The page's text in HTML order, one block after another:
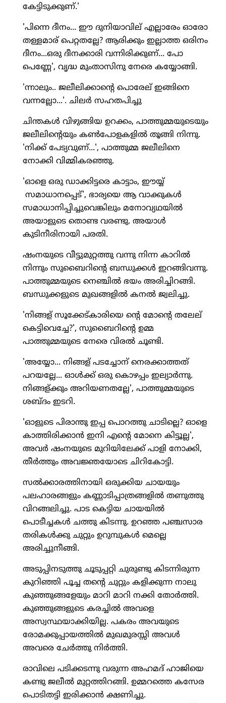
കേട്ടിടുക്കുണ്.'
'പിന്നെ ദീനം... ഈ ദുനിയാവില് എല്ലാരേം ഓരോ
തള്ളമാര് പെറ്റതല്ലേ? ആരിക്കും ഇല്ലാത്ത ഒരിനം
ദീനം...ഒരു ദീനക്കാരി വന്നിരിക്കുണ്... പോ
പെണ്ണേ', വൃദ്ധ മുംതാസിനു നേരെ കയ്യോങ്ങി.
'ന്നാലും.. ജലീലിക്കാന്റെ പൊരേല് ഇങ്ങിനെ
വന്നല്ലോ...'. ചിലര്‍ സഹതപിച്ചു
ചിന്തകള്‍ വിഴുങ്ങിയ ഉറക്കം, പാത്തുമ്മയുടെയും
ജലീലിന്റെയും കണ്‍പോളകളില്‍ തൂങ്ങി നിന്നു.
'നിക്ക് പേട്യവുണ്...', പാത്തുമ്മ ജലീലിനെ
നോക്കി വിമ്മികരഞ്ഞു.
'ഓളെ ഒരു ഡാക്കിട്ടരെ കാട്ടാം, ഈയ്യ്
സമാധാനപ്പെട്', ഭാര്യയെ ആ വാക്കുകള്‍
സമാധാനിപ്പിച്ചുവെങ്കിലും മനോവ്യഥയില്‍
അയാളുടെ തൊണ്ട വരണ്ടു. അയാള്‍
കുടിനീരിനായി പരതി.
ഷംനയുടെ വീട്ടുമുറ്റത്തു വന്നു നിന്ന കാറില്‍
നിന്നും സുബൈറിന്റെ ബന്ധുക്കള്‍ ഇറങ്ങിവന്നു.
പാത്തുമ്മയുടെ നെഞ്ചില്‍ ഭയം അരിച്ചിറങ്ങി.
ബന്ധുക്കളുടെ മുഖങ്ങളില്‍ കനല്‍ ജ്വലിച്ചു.
'നിങ്ങള് സൂക്കേട്കാരിയെ ന്റെ മോന്റെ തലേല്
കെട്ടിവെച്ചേ?', സുബൈറിന്റെ ഉമ്മ
പാത്തുമ്മയുടെ നേരെ വിരല്‍ ചൂണ്ടി.
'അയ്യോ... നിങ്ങള് പടച്ചോന് നെരക്കാത്തത്
പറയല്ലേ... ഓള്‍ക്ക് ഒരു കൊഴപ്പം ഇല്യാര്‍ന്നു.
നിങ്ങള്ക്കും അറിയണതല്ലേ', പാത്തുമ്മയുടെ
ശബ്ദം ഇടറി.
'ഓളുടെ പിരാന്തു ഇപ്പ പൊറത്തു ചാടില്ലെ? ഓളെ
കാത്തിരിക്കാന്‍ ഇനി എന്റെ മോനെ കിട്ടൂല്ല',
അവര്‍ ഷംനയുടെ മുറിയിലേക്ക് പാളി നോക്കി,
തീര്‍ത്തും അവജ്ഞയോടെ ചിറികോട്ടി.
സല്‍ക്കാരത്തിനായി ഒരുക്കിയ ചായയും
പലഹാരങ്ങളും കണ്ണാടിപ്പാത്രങ്ങളില്‍ തണുത്തു
വിറങ്ങലിച്ചു. പാട കെട്ടിയ ചായയില്‍
പൊടീച്ചകള്‍ ചത്തു കിടന്നു. ഉറഞ്ഞ പഞ്ചസാര
തരികള്‍ക്കു ചുറ്റും ഉറുമ്പുകള്‍ മെല്ലെ
അരിച്ചുനീങ്ങി.
അടുപ്പിനടുത്തു ചൂടുപ്പറ്റി ചുരുണ്ടു കിടന്നിരുന്ന
കുറിഞ്ഞി പൂച്ച തന്റെ ചുറ്റും കളിക്കുന്ന നാലു
കുഞ്ഞുങ്ങളേയും മാറി മാറി നക്കി തോര്‍ത്തി.
കുഞ്ഞുങ്ങളുടെ കരച്ചില്‍ അവളെ
അസ്വസ്ഥയാക്കിയില്ല. പകരം അവയുടെ
രോമക്കുപ്പായത്തില്‍ മുഖമുരസ്സി അവള്‍
അവരെ ചേര്‍ത്തു നിര്‍ത്തി.
രാവിലെ പടിക്കടന്നു വരുന്ന അഹമദ് ഹാജിയെ
കണ്ടു ജലീല്‍ മുറ്റത്തിറങ്ങി. ഉമ്മറത്തെ കസേര
പൊടിതട്ടി ഇരിക്കാന്‍ ക്ഷണിച്ചു.